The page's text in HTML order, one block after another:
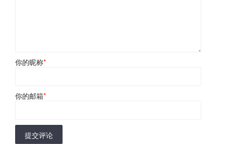
你的昵称*
你的邮箱*
提交评论